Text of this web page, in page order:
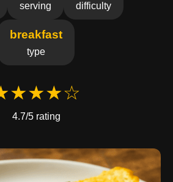
serving difficulty
breakfast
type
4.7/5 rating